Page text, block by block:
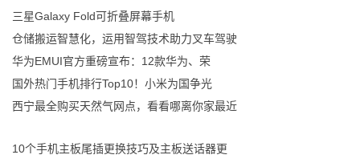
三星Galaxy Fold可折叠屏幕手机
仓储搬运智慧化，运用智驾技术助力叉车驾驶
华为EMUI官方重磅宣布：12款华为、荣
国外热门手机排行Top10！小米为国争光
西宁最全购买天然气网点，看看哪离你家最近
10个手机主板尾插更换技巧及主板送话器更